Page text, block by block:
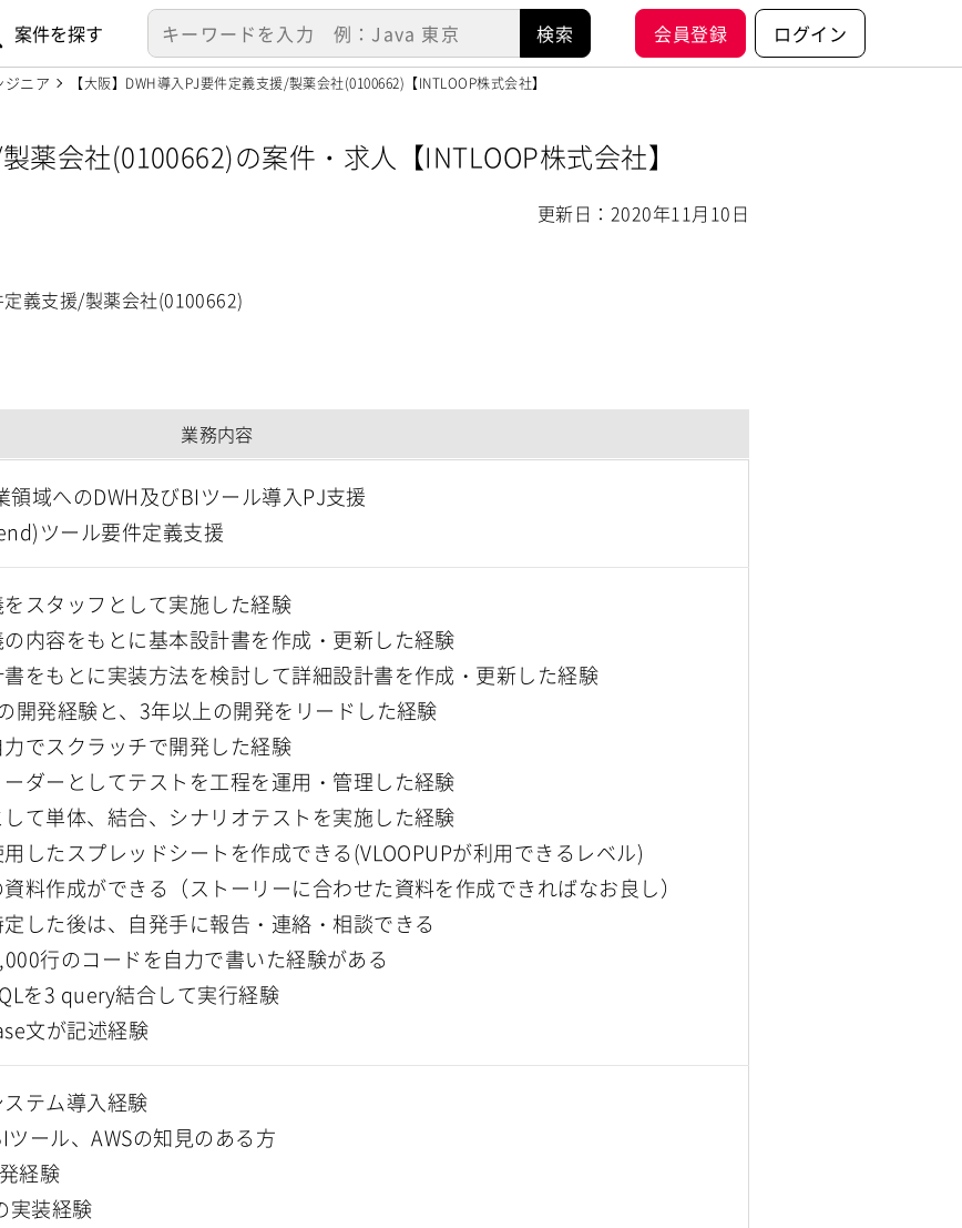
案件を探す 会員登録 ログイン
ジニア 【大阪】DWH導入PJ要件定義支援/製薬会社(0100662)【INTLOOP株式会社】
薬会社(0100662)の案件・求人【INTLOOP株式会社】
更新日：2020年11月10日
定義支援/製薬会社(0100662)
業務内容
領域へのDWH及びBIツール導入PJ支援
ツール要件定義支援
をスタッフとして実施した経験
の内容をもとに基本設計書を作成・更新した経験
書をもとに実装方法を検討して詳細設計書を作成・更新した経験
開発経験と、3年以上の開発をリードした経験
力でスクラッチで開発した経験
ーダーとしてテストを工程を運用・管理した経験
して単体、結合、シナリオテストを実施した経験
用したスプレッドシートを作成できる(VLOOPUPが利用できるレベル)
資料作成ができる（ストーリーに合わせた資料を作成できればなお良し）
定した後は、自発手に報告・連絡・相談できる
行のコードを自力で書いた経験がある
を3 query結合して実行経験
文が記述経験
ステム導入経験
ツール、AWSの知見のある方
経験
実装経験